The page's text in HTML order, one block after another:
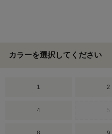
カラーを選択してください
1 2
4